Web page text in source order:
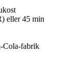
eller 45 min
Cola-fabrik